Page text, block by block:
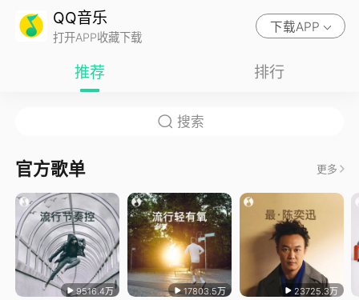
QQ音乐
打开APP收藏下载
下载APP
推荐 排行
官方歌单 更多
9516.4万 17803.5万 23725.3万